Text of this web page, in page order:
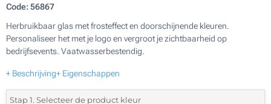
Code:56867
Herbruikbaar glas met frosteffect en doorschijnende kleuren.
Personaliseer het met je logo en vergroot je zichtbaarheid op
bedrijfsevents. Vaatwasserbestendig.
+ Beschrijving+ Eigenschappen
Stap 1. Selecteer de product kleur